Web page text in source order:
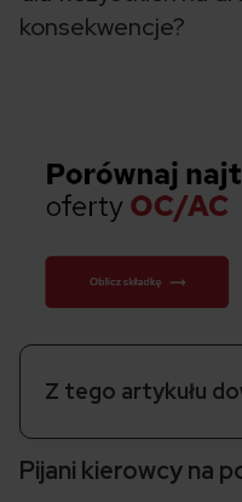
konsekwencje?
Z tego artykułu
Pijani kierowcy na